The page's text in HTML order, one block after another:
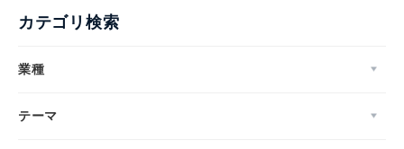
カテゴリ検索
業種
テーマ